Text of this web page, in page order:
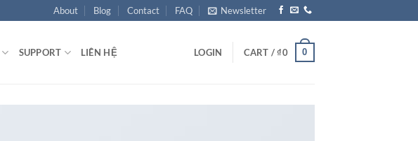
About Blog Contact FAQ Newsletter
SUPPORT LIÊN HỆ LOGIN CART /₫0 0